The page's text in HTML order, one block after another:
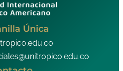
Única